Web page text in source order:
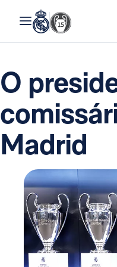
O
Madrid